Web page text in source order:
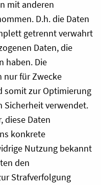
mit anderen
D.h. die Daten
getrennt verwahrt
Daten, die
haben. Die
für Zwecke
somit zur Optimierung
Sicherheit verwendet.
diese Daten
konkrete
Nutzung bekannt
den
Strafverfolgung